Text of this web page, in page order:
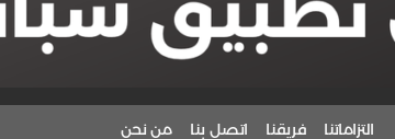
التزاماتنا فريقنا اتصل بنا من نحن